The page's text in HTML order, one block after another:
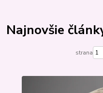
Najnovšie
strana